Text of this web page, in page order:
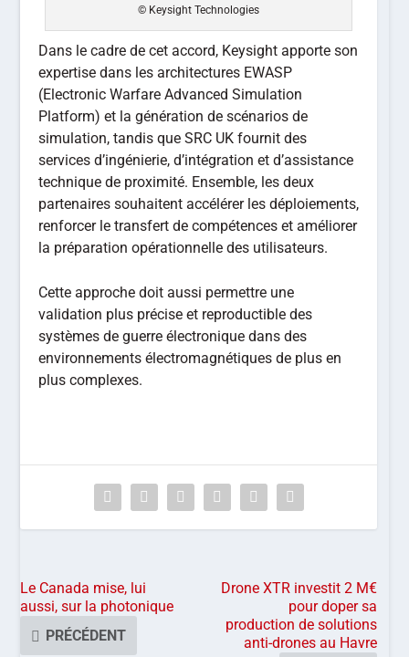
© Keysight Technologies
Dans le cadre de cet accord, Keysight apporte son
expertise dans les architectures EWASP
(Electronic Warfare Advanced Simulation
Platform) et la génération de scénarios de
simulation, tandis que SRC UK fournit des
services d’ingénierie, d’intégration et d’assistance
technique de proximité. Ensemble, les deux
partenaires souhaitent accélérer les déploiements,
renforcer le transfert de compétences et améliorer
la préparation opérationnelle des utilisateurs.
Cette approche doit aussi permettre une
validation plus précise et reproductible des
systèmes de guerre électronique dans des
environnements électromagnétiques de plus en
plus complexes.
Le Canada mise, lui
aussi, sur la photonique
PRÉCÉDENT
Drone XTR investit 2 M€
pour doper sa
production de solutions
anti-drones au Havre